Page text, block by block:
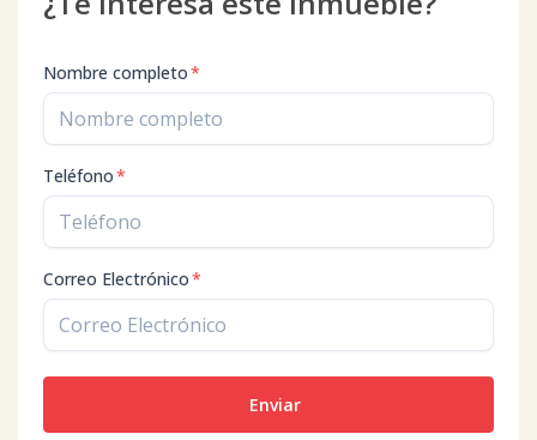
Nombre completo*
Teléfono*
Correo Electrónico*
Enviar